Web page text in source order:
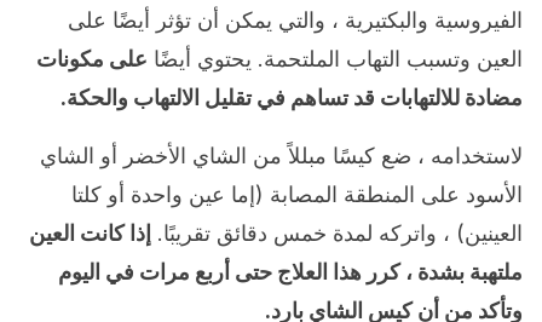
الفيروسية والبكتيرية ، والتي يمكن أن تؤثر أيضًا على
العين وتسبب التهاب الملتحمة. يحتوي أيضًا على مكونات
مضادة للالتهابات قد تساهم في تقليل الالتهاب والحكة.
لاستخدامه ، ضع كيسًا مبللاً من الشاي الأخضر أو الشاي
الأسود على المنطقة المصابة (إما عين واحدة أو كلتا
العينين) ، واتركه لمدة خمس دقائق تقريبًا. إذا كانت العين
ملتهبة بشدة ، كرر هذا العلاج حتى أربع مرات في اليوم
وتأكد من أن كيس الشاي بارد.